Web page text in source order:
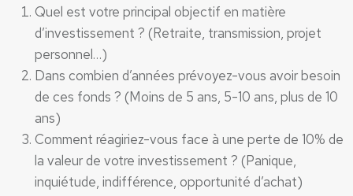
Quel est votre principal objectif en matière
d’investissement ? (Retraite, transmission, projet
personnel…)
Dans combien d’années prévoyez-vous avoir besoin
de ces fonds ? (Moins de 5 ans, 5-10 ans, plus de 10
ans)
Comment réagiriez-vous face à une perte de 10% de
la valeur de votre investissement ? (Panique,
inquiétude, indifférence, opportunité d’achat)